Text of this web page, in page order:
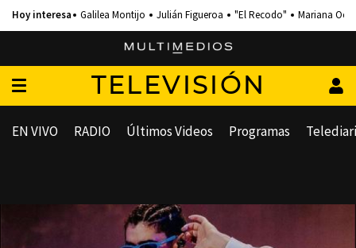
Galilea Montijo Julián Figueroa "El Recodo" Mariana
TELEVISIÓN
EN VIVO RADIO Últimos Videos Programas